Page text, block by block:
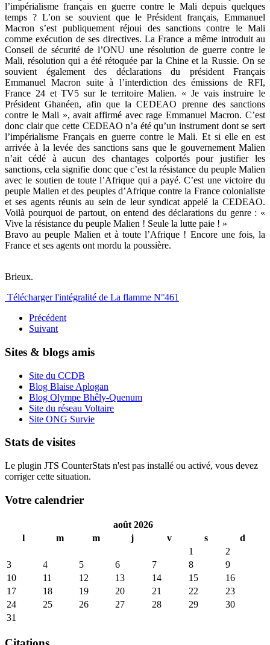
l’impérialisme français en guerre contre le Mali depuis quelques
temps ? L’on se souvient que le Président français, Emmanuel
Macron s’est publiquement réjoui des sanctions contre le Mali
comme exécution de ses directives. La France a même introduit au
Conseil de sécurité de l’ONU une résolution de guerre contre le
Mali, résolution qui a été rétoquée par la Chine et la Russie. On se
souvient également des déclarations du président Français
Emmanuel Macron suite à l’interdiction des émissions de RFI,
France 24 et TV5 sur le territoire Malien. « Je vais instruire le
Président Ghanéen, afin que la CEDEAO prenne des sanctions
contre le Mali », avait affirmé avec rage Emmanuel Macron. C’est
donc clair que cette CEDEAO n’a été qu’un instrument dont se sert
l’impérialisme Français en guerre contre le Mali. Et si elle en est
arrivée à la levée des sanctions sans que le gouvernement Malien
n’ait cédé à aucun des chantages colportés pour justifier les
sanctions, cela signifie donc que c’est la résistance du peuple Malien
avec le soutien de toute l’Afrique qui a payé. C’est une victoire du
peuple Malien et des peuples d’Afrique contre la France colonialiste
et ses agents réunis au sein de leur syndicat appelé la CEDEAO.
Voilà pourquoi de partout, on entend des déclarations du genre : «
Vive la résistance du peuple Malien ! Seule la lutte paie ! »
Bravo au peuple Malien et à toute l’Afrique ! Encore une fois, la
France et ses agents ont mordu la poussière.
Brieux.
Télécharger l'intégralité de La flamme N°461
Précédent
Suivant
Sites & blogs amis
Site du CCDB
Blog Blaise Aplogan
Blog Olympe Bhêly-Quenum
Site du réseau Voltaire
Site ONG Survie
Stats de visites
Le plugin JTS CounterStats n'est pas installé ou activé, vous devez
corriger cette situation.
Votre calendrier
août 2026
l
m m j v s
d
1
2
3
4 5 6 7 8
9
10
11 12 13 14 15
16
17
18 19 20 21 22
23
24
25 26 27 28 29
30
31